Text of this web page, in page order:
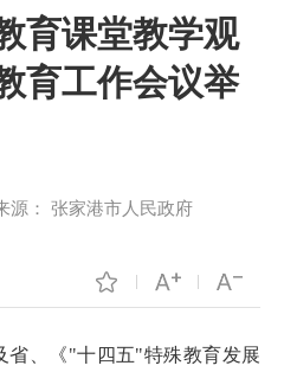
育课堂教学观
育工作会议举
源： 张家港市人民政府
省、《"十四五"特殊教育发展